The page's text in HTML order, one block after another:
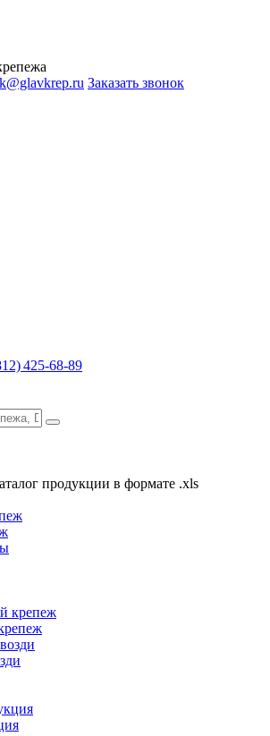
Заказать звонок
425-68-89
продукции в формате .xls